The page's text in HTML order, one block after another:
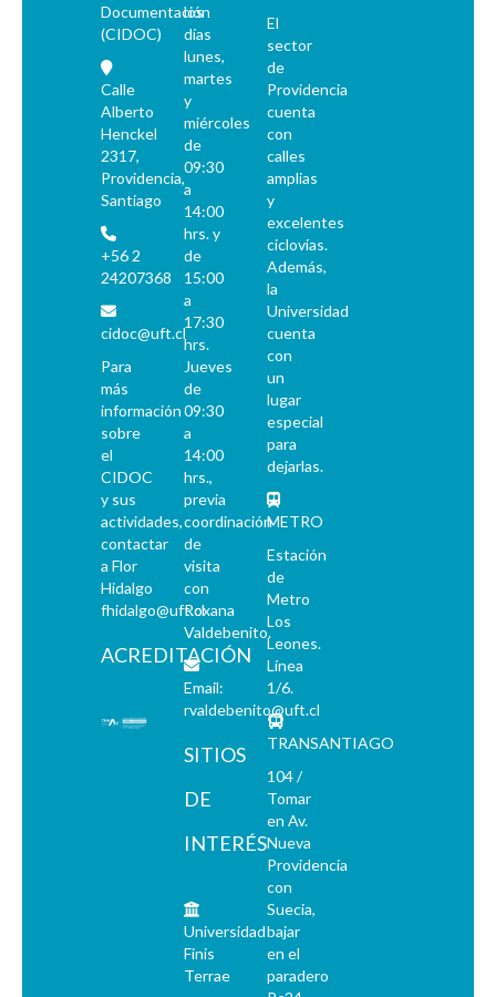
Documentación
(CIDOC)
Calle
Alberto
Henckel
2317,
Providencia,
Santiago
+56 2
24207368
cidoc@uft.cl
Para
más
información
sobre
el
CIDOC
y sus
actividades,
contactar
a Flor
Hidalgo
fhidalgo@uft.cl
ACREDITACIÓN
los
días
lunes,
martes
y
miércoles
de
09:30
a
14:00
hrs. y
de
15:00
a
17:30
hrs.
Jueves
de
09:30
a
14:00
hrs.,
previa
coordinación
de
visita
con
Roxana
Valdebenito.
Email:
rvaldebenito@uft.cl
SITIOS
DE
INTERÉS
Universidad
Finis
Terrae
El
sector
de
Providencia
cuenta
con
calles
amplias
y
excelentes
ciclovías.
Además,
la
Universidad
cuenta
con
un
lugar
especial
para
dejarlas.
METRO
Estación
de
Metro
Los
Leones.
Línea
1/6.
TRANSANTIAGO
104 /
Tomar
en Av.
Nueva
Providencia
con
Suecia,
bajar
en el
paradero